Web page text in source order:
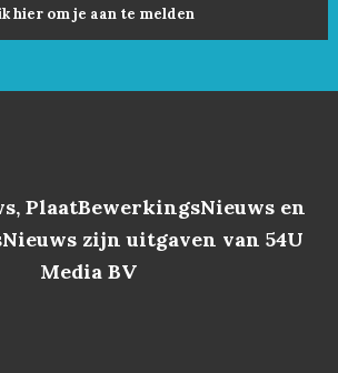
hier om je aan te melden
PlaatBewerkingsNieuws en
zijn uitgaven van 54U
Media BV